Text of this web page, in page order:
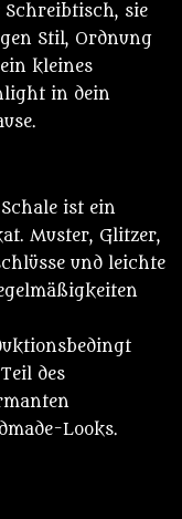
Schreibtisch, sie
Stil, Ordnung
kleines
in dein
Schale ist ein
Muster, Glitzer,
und leichte
des
Looks.